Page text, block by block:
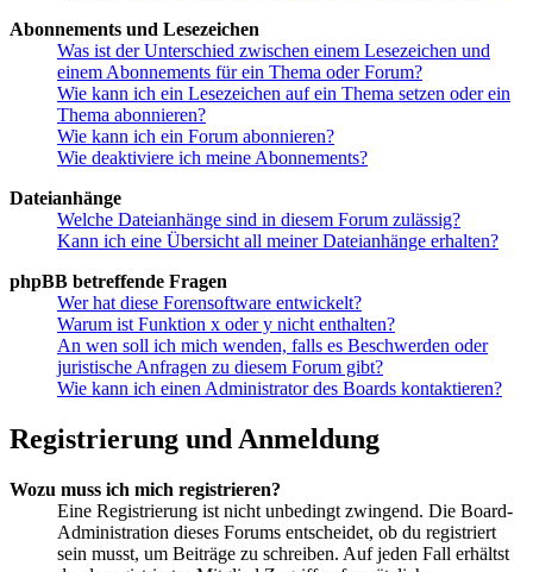
Abonnements und Lesezeichen
Was ist der Unterschied zwischen einem Lesezeichen und
einem Abonnements für ein Thema oder Forum?
Wie kann ich ein Lesezeichen auf ein Thema setzen oder ein
Thema abonnieren?
Wie kann ich ein Forum abonnieren?
Wie deaktiviere ich meine Abonnements?
Dateianhänge
Welche Dateianhänge sind in diesem Forum zulässig?
Kann ich eine Übersicht all meiner Dateianhänge erhalten?
phpBB betreffende Fragen
Wer hat diese Forensoftware entwickelt?
Warum ist Funktion x oder y nicht enthalten?
An wen soll ich mich wenden, falls es Beschwerden oder
juristische Anfragen zu diesem Forum gibt?
Wie kann ich einen Administrator des Boards kontaktieren?
Registrierung und Anmeldung
Wozu muss ich mich registrieren?
Eine Registrierung ist nicht unbedingt zwingend. Die Board-
Administration dieses Forums entscheidet, ob du registriert
sein musst, um Beiträge zu schreiben. Auf jeden Fall erhältst